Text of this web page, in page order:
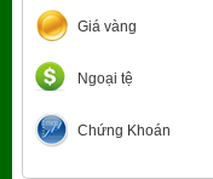
Giá vàng
Ngoại tệ
Chứng Khoán